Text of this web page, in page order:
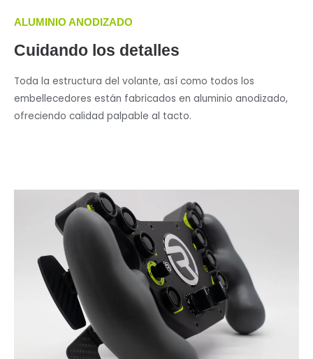
ALUMINIO ANODIZADO
Cuidando los detalles
Toda la estructura del volante, así como todos los
embellecedores están fabricados en aluminio anodizado,
ofreciendo calidad palpable al tacto.